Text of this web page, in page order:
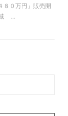
０万円」販売開
…